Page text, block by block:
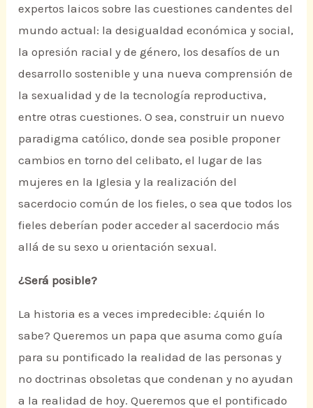
expertos laicos sobre las cuestiones candentes del
mundo actual: la desigualdad económica y social,
la opresión racial y de género, los desafíos de un
desarrollo sostenible y una nueva comprensión de
la sexualidad y de la tecnología reproductiva,
entre otras cuestiones. O sea, construir un nuevo
paradigma católico, donde sea posible proponer
cambios en torno del celibato, el lugar de las
mujeres en la Iglesia y la realización del
sacerdocio común de los fieles, o sea que todos los
fieles deberían poder acceder al sacerdocio más
allá de su sexo u orientación sexual.
¿Será posible?
La historia es a veces impredecible: ¿quién lo
sabe? Queremos un papa que asuma como guía
para su pontificado la realidad de las personas y
no doctrinas obsoletas que condenan y no ayudan
a la realidad de hoy. Queremos que el pontificado